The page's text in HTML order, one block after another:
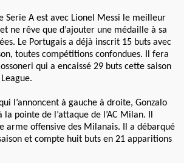
Serie A est avec Lionel Messi le meilleur
ne rêve que d’ajouter une médaille à sa
Le Portugais a déjà inscrit 15 buts avec
toutes compétitions confondues. Il fera
qui a encaissé 29 buts cette saison
l’annoncent à gauche à droite, Gonzalo
pointe de l’attaque de l’AC Milan. Il
arme offensive des Milanais. Il a débarqué
et compte huit buts en 21 apparitions